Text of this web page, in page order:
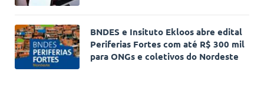
BNDES e Insituto Ekloos abre edital
Periferias Fortes com até R$ 300 mil
para ONGs e coletivos do Nordeste